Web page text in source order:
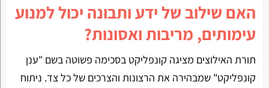
האם שילוב של ידע ותבונה יכול למנוע
עימותים, מריבות ואסונות?
תורת האילוצים מציגה קונפליקט בסכימה פשוטה בשם "ענן
קונפליקט" שמבהירה את הרצונות והצרכים של כל צד. ניתוח